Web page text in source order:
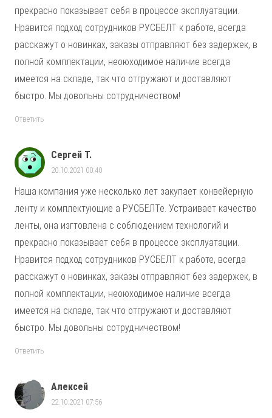
прекрасно показывает себя в процессе эксплуатации.
Нравится подход сотрудников РУСБЕЛТ к работе, всегда
расскажут о новинках, заказы отправляют без задержек, в
полной комплектации, неоюходимое наличие всегда
имеется на складе, так что отгружают и доставляют
быстро. Мы довольны сотрудничеством!
Ответить
Сергей Т.
20.10.2021 00:40
Наша компания уже несколько лет закупает конвейерную
ленту и комплектующие а РУСБЕЛТе. Устраивает качество
ленты, она изгтовлена с соблюдением технологий и
прекрасно показывает себя в процессе эксплуатации.
Нравится подход сотрудников РУСБЕЛТ к работе, всегда
расскажут о новинках, заказы отправляют без задержек, в
полной комплектации, неоюходимое наличие всегда
имеется на складе, так что отгружают и доставляют
быстро. Мы довольны сотрудничеством!
Ответить
Алексей
22.10.2021 07:56